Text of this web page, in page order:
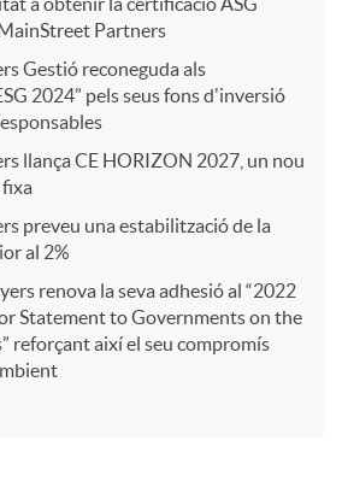
Partners
Gestió reconeguda als
2024” pels seus fons d'inversió
llança CE HORIZON 2027, un nou
preveu una estabilització de la
al 2%
renova la seva adhesió al “2022
Statement to Governments on the
reforçant així el seu compromís